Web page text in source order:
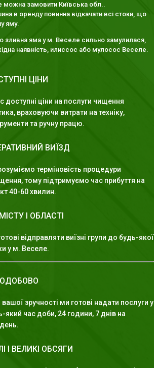
можна замовити Київська обл..
в оренду повинна відкачати всі стоки, що
яму.
зливна яма у м. Веселе сильно замулилася,
наявність, илиссос або мулосос Веселе.
ЦІНИ
доступні ціни на послуги чищення
враховуючи витрати на техніку,
та ручну працю.
ВИЇЗД
терміновість процедури
тому підтримуємо час прибуття на
40-60 хвилин.
І ОБЛАСТІ
відправляти виїзні групи до будь-якої
у м. Веселе.
зручності ми готові надати послуги у
який час доби, 24 години, 7 днів на
І ВЕЛИКІ ОБСЯГИ